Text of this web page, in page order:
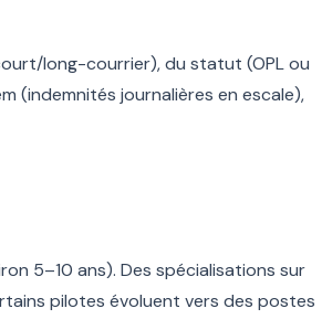
long-courrier), du statut (OPL ou
(indemnités journalières en escale),
5–10 ans). Des spécialisations sur
pilotes évoluent vers des postes